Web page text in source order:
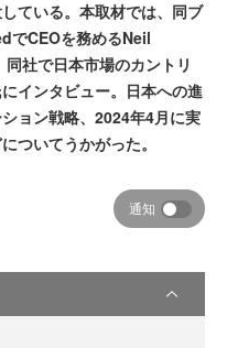
ている。本取材では、同ブ
でCEOを務めるNeil
社で日本市場のカントリ
インタビュー。日本への進
ョン戦略、2024年4月に実
ついてうかがった。
通知